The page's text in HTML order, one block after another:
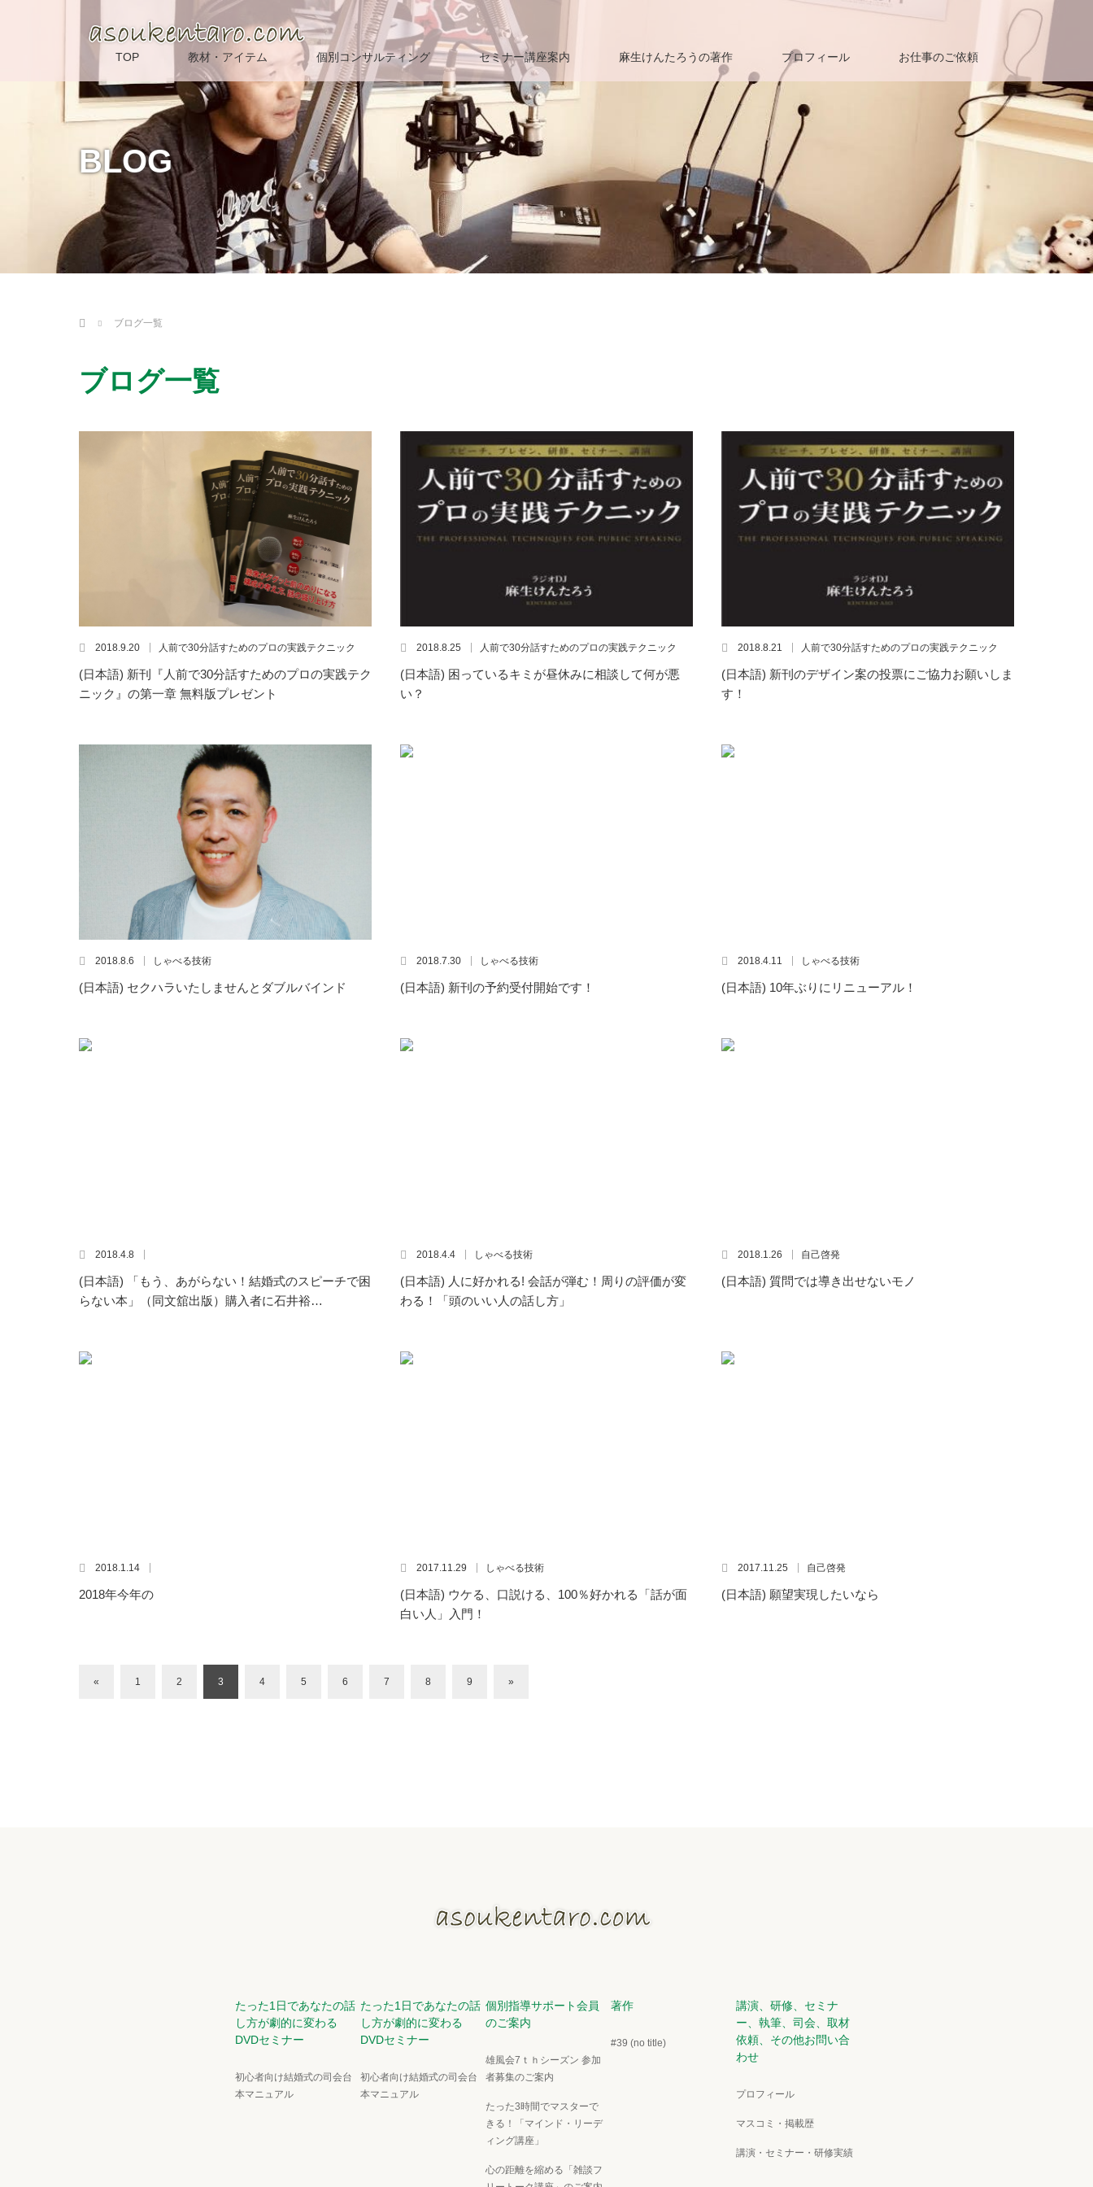
TOP 教材・アイテム 個別コンサルティング セミナー講座案内 麻生けんたろうの著作 プロフィール お仕事のご依頼
BLOG
ブログ一覧
ブログ一覧
2018.9.20 人前で30分話すためのプロの実践テクニック
(日本語) 新刊『人前で30分話すためのプロの実践テク
ニック』の第一章 無料版プレゼント
2018.8.25 人前で30分話すためのプロの実践テクニック
(日本語) 困っているキミが昼休みに相談して何が悪
い？
2018.8.21 人前で30分話すためのプロの実践テクニック
(日本語) 新刊のデザイン案の投票にご協力お願いしま
す！
2018.8.6 しゃべる技術
(日本語) セクハラいたしませんとダブルバインド
2018.7.30 しゃべる技術
(日本語) 新刊の予約受付開始です！
2018.4.11 しゃべる技術
(日本語) 10年ぶりにリニューアル！
2018.4.8
(日本語) 「もう、あがらない！結婚式のスピーチで困
らない本」（同文舘出版）購入者に石井裕…
2018.4.4 しゃべる技術
(日本語) 人に好かれる! 会話が弾む！周りの評価が変
わる！「頭のいい人の話し方」
2018.1.26 自己啓発
(日本語) 質問では導き出せないモノ
2018.1.14
2018年今年の
2017.11.29 しゃべる技術
(日本語) ウケる、口説ける、100％好かれる「話が面
白い人」入門！
2017.11.25 自己啓発
(日本語) 願望実現したいなら
« 1 2 3 4 5 6 7 8 9 »
たった1日であなたの話
し方が劇的に変わる
DVDセミナー
初心者向け結婚式の司会台
本マニュアル
たった1日であなたの話
し方が劇的に変わる
DVDセミナー
初心者向け結婚式の司会台
本マニュアル
個別指導サポート会員
のご案内
雄風会7ｔｈシーズン 参加
者募集のご案内
たった3時間でマスターで
きる！「マインド・リーデ
ィング講座」
心の距離を縮める「雑談フ
著作
#39 (no title)
講演、研修、セミナ
ー、執筆、司会、取材
依頼、その他お問い合
わせ
プロフィール
マスコミ・掲載歴
講演・セミナー・研修実績